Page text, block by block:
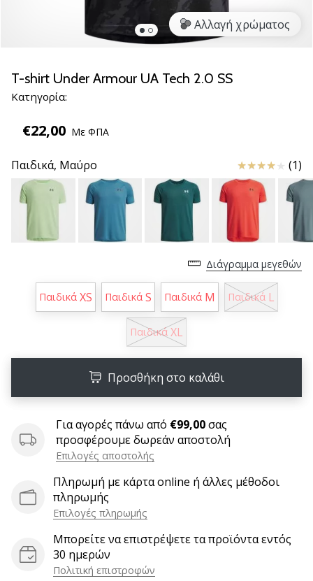
Accelerate
SQD
Ανακάλυψε
τεχνικές
αναβαθμίσεις
και
μάθε
αν
αξίζει…
25. 11. 2024
πρεσβευτής
μάρκας
Είσαι
χάντμπολ
όπως
πρεσβευτής/
πρέσβειρα
Αλλαγή χρώματος
T-shirt Under Armour UA Tech 2.0 SS
Κατηγορία:
€22,00 Με ΦΠΑ
Παιδικά, Μαύρο Κριτικές (1)
Διάγραμμα μεγεθών
Παιδικά XS Παιδικά S Παιδικά M Παιδικά L
Παιδικά XL
Προσθήκη στο καλάθι
Για αγορές πάνω από €99,00σας
προσφέρουμε δωρεάν αποστολή
Επιλογές αποστολής
Πληρωμή με κάρτα online ή άλλες μέθοδοι
πληρωμής
Επιλογές πληρωμής
Μπορείτε να επιστρέψετε τα προϊόντα εντός
30 ημερών
Πολιτική επιστροφών